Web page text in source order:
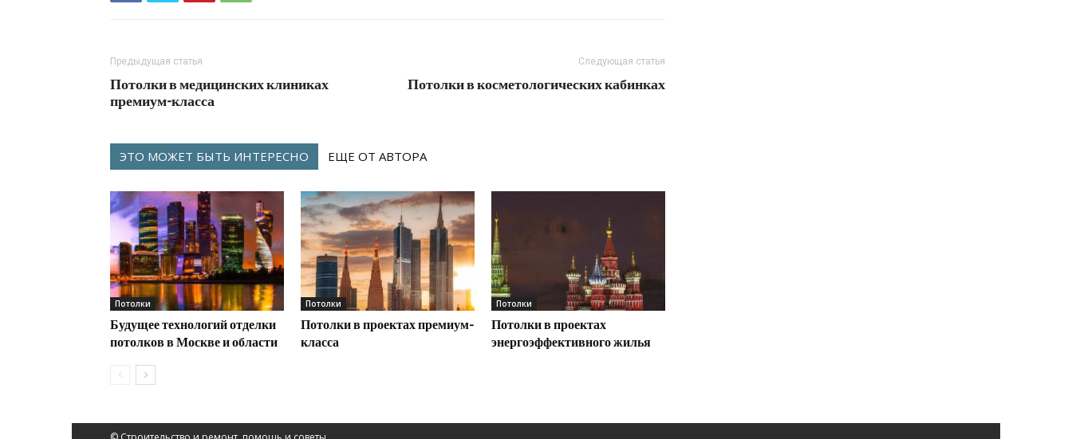
Предыдущая статья
Потолки в медицинских клиниках
премиум-класса
Следующая статья
Потолки в косметологических кабинках
ЭТО МОЖЕТ БЫТЬ ИНТЕРЕСНО ЕЩЕ ОТ АВТОРА
Потолки
Будущее технологий отделки
потолков в Москве и области
Потолки
Потолки в проектах премиум-
класса
Потолки
Потолки в проектах
энергоэффективного жилья